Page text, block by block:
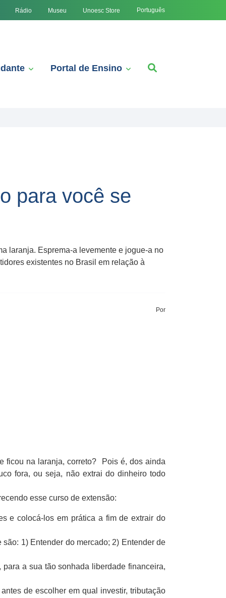
Rádio Museu Unoesc Store Português
Portal de Ensino
para você se
laranja. Esprema-a levemente e jogue-a no
existentes no Brasil em relação à
Por
ficou na laranja, correto? Pois é, dos ainda
fora, ou seja, não extrai do dinheiro todo
esse curso de extensão:
e colocá-los em prática a fim de extrair do
1) Entender do mercado; 2) Entender de
a sua tão sonhada liberdade financeira,
de escolher em qual investir, tributação